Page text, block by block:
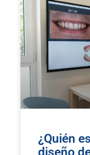
¿Quién
diseño